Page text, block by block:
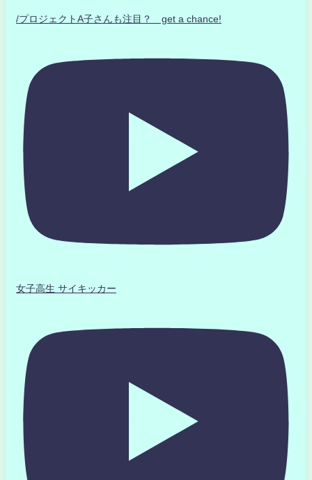
/プロジェクトA子さんも注目？ get a chance!
女子高生 サイキッカー